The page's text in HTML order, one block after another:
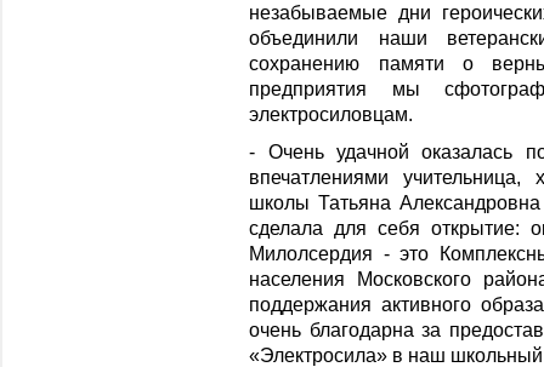
незабываемые дни
объединили наши
сохранению памяти о
предприятия мы
электросиловцам.
- Очень удачной оказалась
впечатлениями учительница,
школы Татьяна
сделала для себя открытие:
Милолсердия - это
населения Московского
поддержания активного
очень благодарна за
«Электросила» в наш школьный